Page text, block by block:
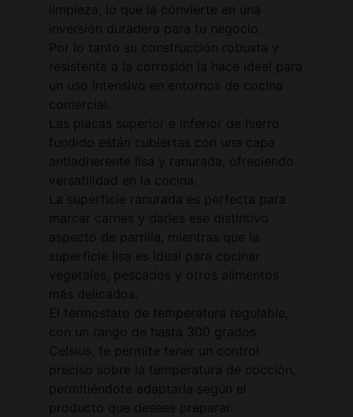
limpieza, lo que la convierte en una
inversión duradera para tu negocio.
Por lo tanto su construcción robusta y
resistente a la corrosión la hace ideal para
un uso intensivo en entornos de cocina
comercial.
Las placas superior e inferior de hierro
fundido están cubiertas con una capa
antiadherente lisa y ranurada, ofreciendo
versatilidad en la cocina.
La superficie ranurada es perfecta para
marcar carnes y darles ese distintivo
aspecto de parrilla, mientras que la
superficie lisa es ideal para cocinar
vegetales, pescados y otros alimentos
más delicados.
El termostato de temperatura regulable,
con un rango de hasta 300 grados
Celsius, te permite tener un control
preciso sobre la temperatura de cocción,
permitiéndote adaptarla según el
producto que desees preparar.